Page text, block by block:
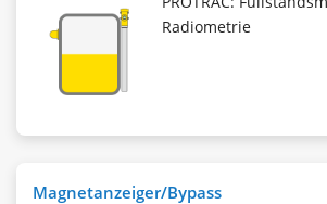
Radiometrie
Magnetanzeiger/Bypass